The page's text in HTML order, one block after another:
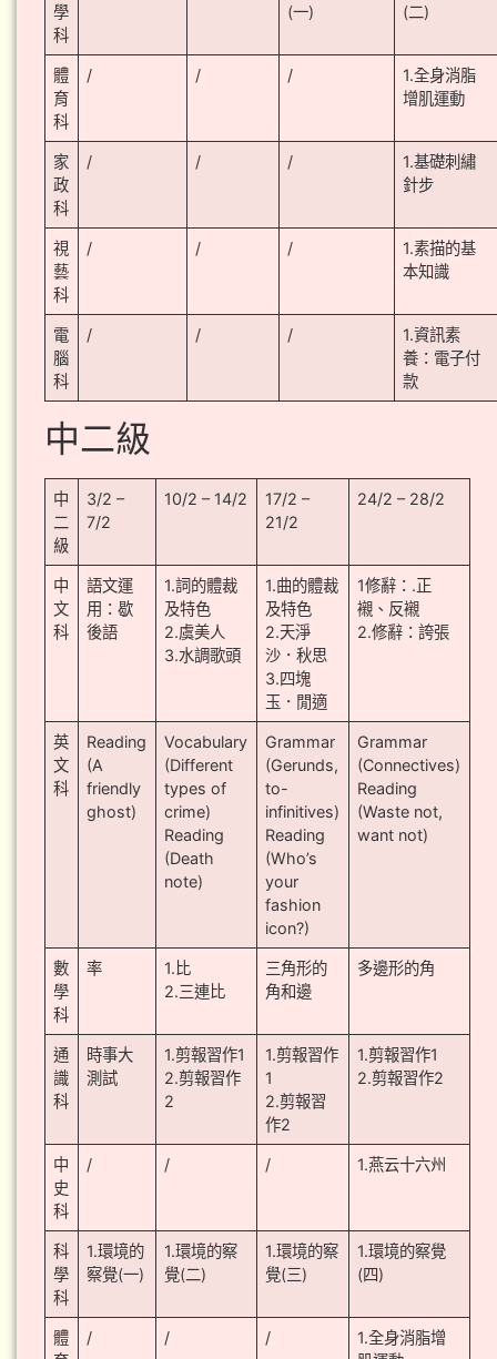
學
科
(一) (二)
體
育
科
/ / /
1.全身消脂
增肌運動
家
政
科
/ / /
1.基礎刺繡
針步
視
藝
科
/ / /
1.素描的基
本知識
電
腦
科
/ / /
1.資訊素
養：電子付
款
中二級
中
二
級
3/2 –
7/2
10/2 – 14/2
17/2 –
21/2
24/2 – 28/2
中
文
科
語文運
用：歇
後語
1.詞的體裁
及特色
2.虞美人
3.水調歌頭
1.曲的體裁
及特色
2.天淨
沙．秋思
3.四塊
玉．閒適
1修辭：.正
襯、反襯
2.修辭：誇張
英
文
科
Reading
(A
friendly
ghost)
Vocabulary
(Different
types of
crime)
Reading
(Death
note)
Grammar
(Gerunds,
to-
infinitives)
Reading
(Who’s
your
fashion
icon?)
Grammar
(Connectives)
Reading
(Waste not,
want not)
數
學
科
率
1.比
2.三連比
三角形的
角和邊
多邊形的角
通
識
科
時事大
測試
1.剪報習作1
2.剪報習作
2
1.剪報習作
1
2.剪報習
作2
1.剪報習作1
2.剪報習作2
中
史
科
/ / / 1.燕云十六州
科
學
科
1.環境的
察覺(一)
1.環境的察
覺(二)
1.環境的察
覺(三)
1.環境的察覺
(四)
體
/ / /
1.全身消脂增